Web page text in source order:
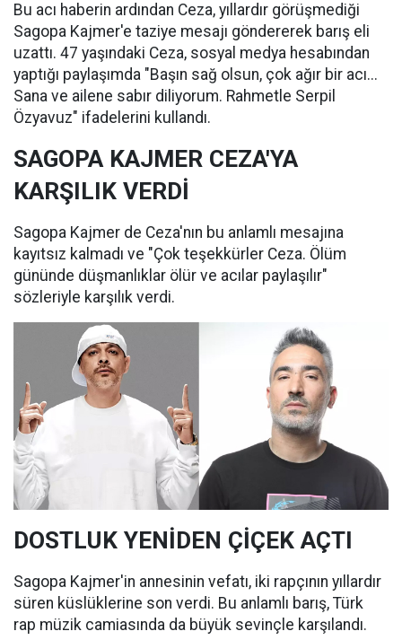
Bu acı haberin ardından Ceza, yıllardır görüşmediği
Sagopa Kajmer'e taziye mesajı göndererek barış eli
uzattı. 47 yaşındaki Ceza, sosyal medya hesabından
yaptığı paylaşımda "Başın sağ olsun, çok ağır bir acı...
Sana ve ailene sabır diliyorum. Rahmetle Serpil
Özyavuz" ifadelerini kullandı.
SAGOPA KAJMER CEZA'YA
KARŞILIK VERDİ
Sagopa Kajmer de Ceza'nın bu anlamlı mesajına
kayıtsız kalmadı ve "Çok teşekkürler Ceza. Ölüm
gününde düşmanlıklar ölür ve acılar paylaşılır"
sözleriyle karşılık verdi.
DOSTLUK YENİDEN ÇİÇEK AÇTI
Sagopa Kajmer'in annesinin vefatı, iki rapçının yıllardır
süren küslüklerine son verdi. Bu anlamlı barış, Türk
rap müzik camiasında da büyük sevinçle karşılandı.